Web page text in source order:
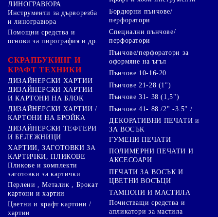
ЛИНОГРАВЮРА
Инструменти за дърворезба
и линогравюра
Помощни средства и
основи за пирография и др.
СКРАПБУКИНГ И
КРАФТ ТЕХНИКИ
ДИЗАЙНЕРСКИ ХАРТИИ
ДИЗАЙНЕРСКИ ХАРТИИ
И КАРТОНИ НА БЛОК
ДИЗАЙНЕРСКИ ХАРТИИ /
КАРТОНИ НА БРОЙКА
ДИЗАЙНЕРСКИ ТЕФТЕРИ
И БЕЛЕЖНИЦИ
ХАРТИИ, ЗАГОТОВКИ ЗА
КАРТИЧКИ, ПЛИКОВЕ
Пликове и комплекти
заготовки за картички
Перлени , Металик , Брокат
картони и хартии
Цветни и крафт картони /
хартии
Бордюрни пънчове/
перфоратори
Специални пънчове/
перфоратори
Пънчове/перфоратори за
оформяне на ъгъл
Пънчове 10-16-20
Пънчове 21-28 (1")
Пънчове 31- 38 (1,5")
Пънчове 41- 88 /2" -3.5" /
ДЕКОРАТИВНИ ПЕЧАТИ и
ЗА ВОСЪК
ГУМЕНИ ПЕЧАТИ
ПОЛИМЕРНИ ПЕЧАТИ И
АКСЕСОАРИ
ПЕЧАТИ ЗА ВОСЪК И
ЦВЕТНИ ВОСЪЦИ
ТАМПОНИ И МАСТИЛА
Почистващи средства и
апликатори за мастила